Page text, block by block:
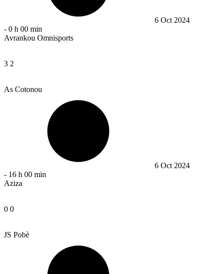
6 Oct 2024
- 0 h 00 min
Avrankou Omnisports
3 2
As Cotonou
6 Oct 2024
- 16 h 00 min
Aziza
0 0
JS Pobè